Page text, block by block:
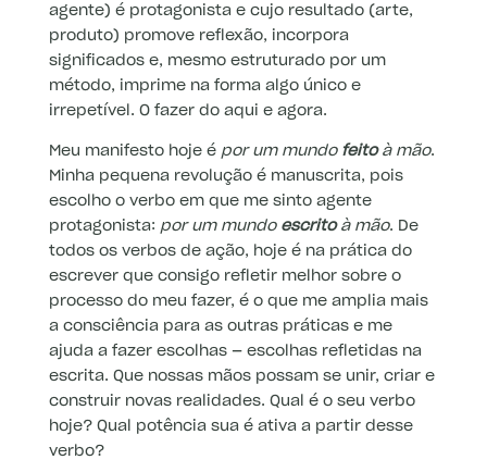
agente) é protagonista e cujo resultado (arte,
produto) promove reflexão, incorpora
significados e, mesmo estruturado por um
método, imprime na forma algo único e
irrepetível. O fazer do aqui e agora.
Meu manifesto hoje é por um mundo feitoà mão.
Minha pequena revolução é manuscrita, pois
escolho o verbo em que me sinto agente
protagonista: por um mundo escritoà mão. De
todos os verbos de ação, hoje é na prática do
escrever que consigo refletir melhor sobre o
processo do meu fazer, é o que me amplia mais
a consciência para as outras práticas e me
ajuda a fazer escolhas — escolhas refletidas na
escrita. Que nossas mãos possam se unir, criar e
construir novas realidades. Qual é o seu verbo
hoje? Qual potência sua é ativa a partir desse
verbo?